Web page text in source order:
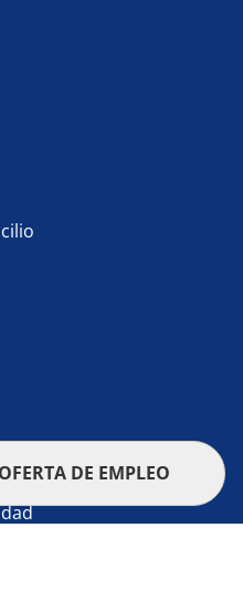
DE EMPLEO